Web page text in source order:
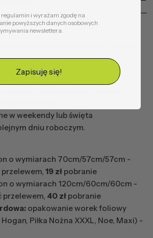
za pośrednictwem firmy kurierskiej
do 5 dni roboczych od złożenia
płatności.
w weekendy lub święta
dniu roboczym.
o wymiarach 70cm/57cm/57cm -
przelewem, 19 zł pobranie
o wymiarach 120cm/60cm/60cm -
przelewem, 40 zł pobranie
opakowanie worek foliowy
Piłka Nożna XXXL, Noe, Maxi) -
i wyrażam zgodę na
powyższych danych osobowych
newslettera.
Zapisuję się!